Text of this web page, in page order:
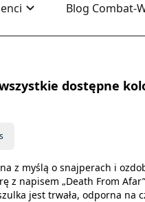
Blog Combat-
dostępne
z myślą o snajperach i
z napisem „Death From
jest trwała, odporna na